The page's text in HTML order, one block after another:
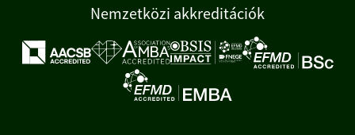
Nemzetközi akkreditációk